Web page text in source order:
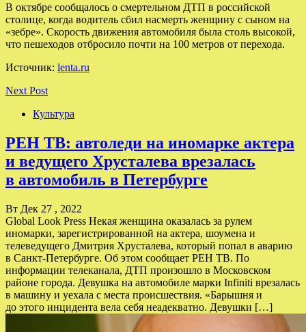
В октябре сообщалось о смертельном ДТП в российской
столице, когда водитель сбил насмерть женщину с сыном на
«зебре». Скорость движения автомобиля была столь высокой,
что пешеходов отбросило почти на 100 метров от перехода.
Источник: lenta.ru
Next Post
Культура
РЕН ТВ: автоледи на иномарке актера
и ведущего Хрусталева врезалась
в автомобиль в Петербурге
Вт Дек 27 , 2022
Global Look Press Некая женщина оказалась за рулем
иномарки, зарегистрированной на актера, шоумена и
телеведущего Дмитрия Хрусталева, который попал в аварию
в Санкт-Петербурге. Об этом сообщает РЕН ТВ. По
информации телеканала, ДТП произошло в Московском
районе города. Девушка на автомобиле марки Infiniti врезалась
в машину и уехала с места происшествия. «Барышня и
до этого инцидента вела себя неадекватно. Девушки […]